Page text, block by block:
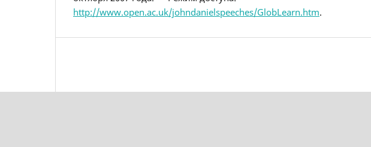
http://www.open.ac.uk/johndanielspeeches/GlobLearn.htm.